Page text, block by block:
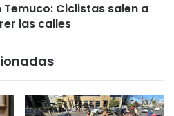
Ciclistas salen a
las calles